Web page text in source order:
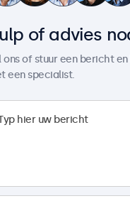
Nieuws en
Werken bij
Algemene
of advies
ons of stuur een bericht
een specialist.